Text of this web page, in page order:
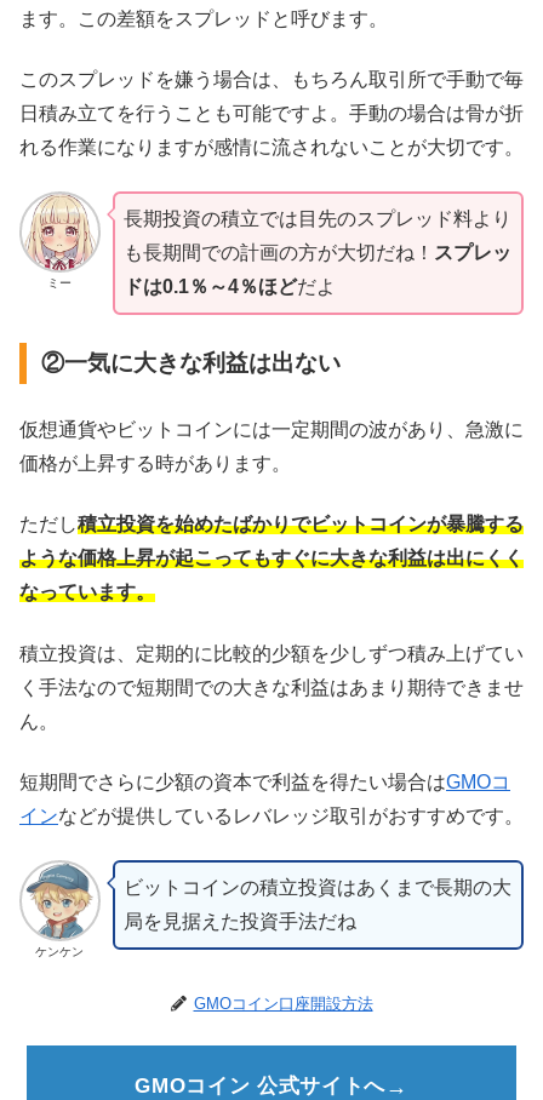
ます。この差額をスプレッドと呼びます。
このスプレッドを嫌う場合は、もちろん取引所で手動で毎
日積み立てを行うことも可能ですよ。手動の場合は骨が折
れる作業になりますが感情に流されないことが大切です。
ミー
長期投資の積立では目先のスプレッド料より
も長期間での計画の方が大切だね！ スプレッ
ドは0.1％～4％ほどだよ
②一気に大きな利益は出ない
仮想通貨やビットコインには一定期間の波があり、急激に
価格が上昇する時があります。
ただし積立投資を始めたばかりでビットコインが暴騰する
ような価格上昇が起こってもすぐに大きな利益は出にくく
なっています。
積立投資は、定期的に比較的少額を少しずつ積み上げてい
く手法なので短期間での大きな利益はあまり期待できませ
ん。
短期間でさらに少額の資本で利益を得たい場合はGMOコ
インなどが提供しているレバレッジ取引がおすすめです。
ケンケン
ビットコインの積立投資はあくまで長期の大
局を見据えた投資手法だね
GMOコイン口座開設方法
GMOコイン 公式サイトへ